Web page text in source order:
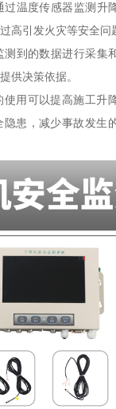
过温度传感器监测升
高引发火灾等安全问
到的数据进行采集
供决策依据。
用可以提高施工升
患，减少事故发生